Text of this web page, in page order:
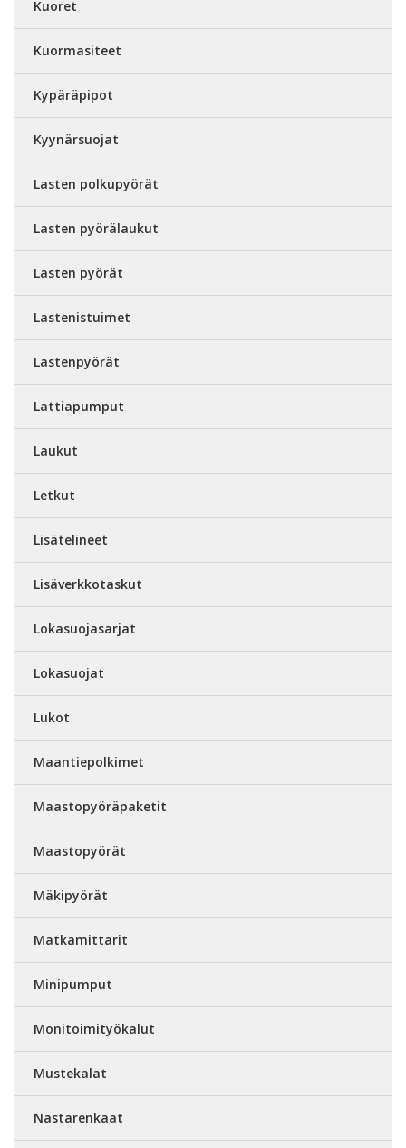
Kuoret
Kuormasiteet
Kypäräpipot
Kyynärsuojat
Lasten polkupyörät
Lasten pyörälaukut
Lasten pyörät
Lastenistuimet
Lastenpyörät
Lattiapumput
Laukut
Letkut
Lisätelineet
Lisäverkkotaskut
Lokasuojasarjat
Lokasuojat
Lukot
Maantiepolkimet
Maastopyöräpaketit
Maastopyörät
Mäkipyörät
Matkamittarit
Minipumput
Monitoimityökalut
Mustekalat
Nastarenkaat